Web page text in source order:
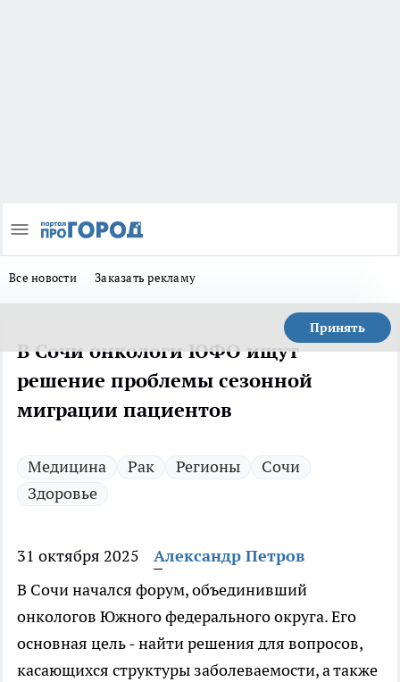
Все новости Заказать рекламу
Принять
В Сочи онкологи ЮФО ищут
решение проблемы сезонной
миграции пациентов
Медицина Рак Регионы
Сочи
Здоровье
31 октября 2025
Александр Петров
В Сочи начался форум, объединивший
онкологов Южного федерального округа. Его
основная цель - найти решения для вопросов,
касающихся структуры заболеваемости, а также